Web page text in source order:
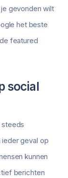
gevonden wilt
het beste
featured
social
ieder geval op
kunnen
berichten